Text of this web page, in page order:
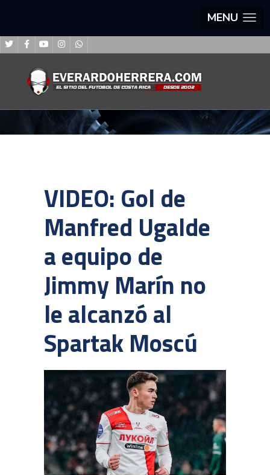
MENU
VIDEO: Gol de
Manfred Ugalde
a equipo de
Jimmy Marín no
le alcanzó al
Spartak Moscú